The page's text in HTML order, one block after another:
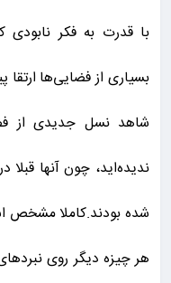
بسیاری از فضایی‌ها ارتقا
شاهد نسل جدیدی از
شده بودند.کاملا مشخص
هر چیزه دیگر روی